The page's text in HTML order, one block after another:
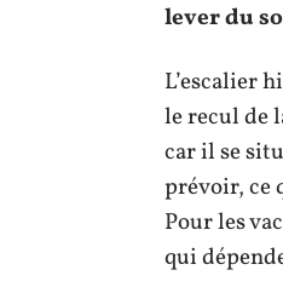
lever du
L’escalier
le recul de
car il se
prévoir, ce
Pour les
qui